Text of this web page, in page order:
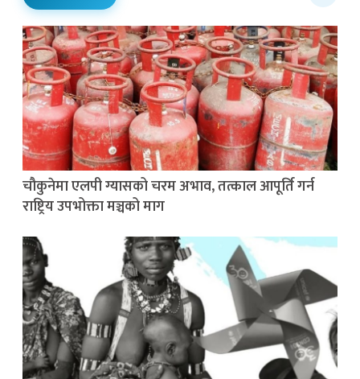
चौकुनेमा एलपी ग्यासको चरम अभाव, तत्काल आपूर्ति गर्न
राष्ट्रिय उपभोक्ता मञ्चको माग